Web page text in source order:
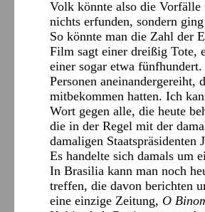
Volk könnte also die Vorfälle
nichts erfunden, sondern
So könnte man die Zahl der
Film sagt einer dreißig Tote,
einer sogar etwa
Personen aneinandergereiht,
mitbekommen hatten. Ich
Wort gegen alle, die heute
die in der Regel mit der
damaligen
Es handelte sich damals um
In Brasilia kann man noch
treffen, die davon berichten
eine einzige Zeitung, O